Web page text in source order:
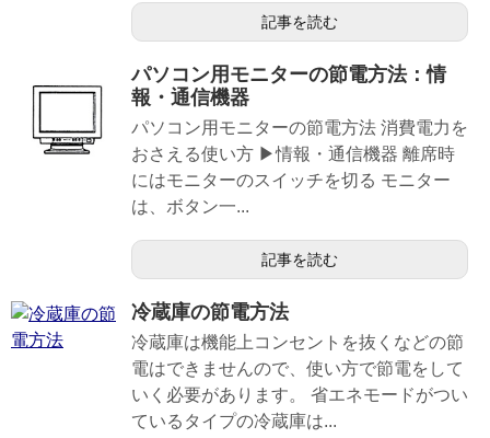
記事を読む
パソコン用モニターの節電方法：情
報・通信機器
パソコン用モニターの節電方法 消費電力を
おさえる使い方 ▶情報・通信機器 離席時
にはモニターのスイッチを切る モニター
は、ボタン一...
記事を読む
冷蔵庫の節電方法
冷蔵庫は機能上コンセントを抜くなどの節
電はできませんので、使い方で節電をして
いく必要があります。 省エネモードがつい
ているタイプの冷蔵庫は...